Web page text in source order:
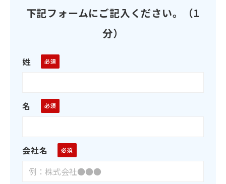
下記フォームにご記入ください。（1
分）
姓
名
会社名